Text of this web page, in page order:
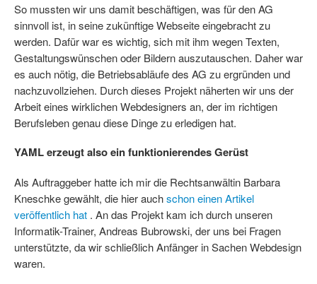
So mussten wir uns damit beschäftigen, was für den AG
sinnvoll ist, in seine zukünftige Webseite eingebracht zu
werden. Dafür war es wichtig, sich mit ihm wegen Texten,
Gestaltungswünschen oder Bildern auszutauschen. Daher war
es auch nötig, die Betriebsabläufe des AG zu ergründen und
nachzuvollziehen. Durch dieses Projekt näherten wir uns der
Arbeit eines wirklichen Webdesigners an, der im richtigen
Berufsleben genau diese Dinge zu erledigen hat.
YAML erzeugt also ein funktionierendes Gerüst
Als Auftraggeber hatte ich mir die Rechtsanwältin Barbara
Kneschke gewählt, die hier auchschon einen Artikel
veröffentlich hat . An das Projekt kam ich durch unseren
Informatik-Trainer, Andreas Bubrowski, der uns bei Fragen
unterstützte, da wir schließlich Anfänger in Sachen Webdesign
waren.